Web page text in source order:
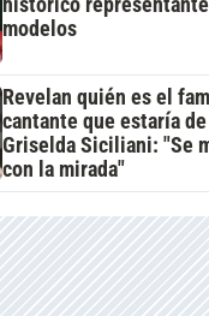
modelos
Revelan quién es el
cantante que estaría
Griselda Siciliani: "Se
con la mirada"